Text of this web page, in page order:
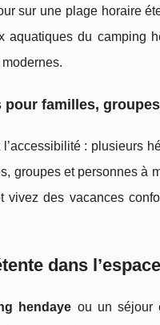
sur une plage horaire
aquatiques du camping
familles,
: plusieurs
groupes et personnes à
vivez des vacances
dans
hendaye ou un séjour